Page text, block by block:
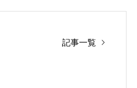
記事一覧